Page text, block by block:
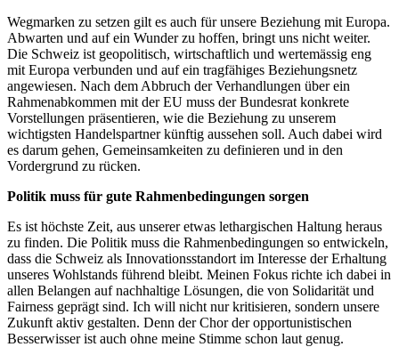
Wegmarken zu setzen gilt es auch für unsere Beziehung mit Europa.
Abwarten und auf ein Wunder zu hoffen, bringt uns nicht weiter.
Die Schweiz ist geopolitisch, wirtschaftlich und wertemässig eng
mit Europa verbunden und auf ein tragfähiges Beziehungsnetz
angewiesen. Nach dem Abbruch der Verhandlungen über ein
Rahmenabkommen mit der EU muss der Bundesrat konkrete
Vorstellungen präsentieren, wie die Beziehung zu unserem
wichtigsten Handelspartner künftig aussehen soll. Auch dabei wird
es darum gehen, Gemeinsamkeiten zu definieren und in den
Vordergrund zu rücken.
Politik muss für gute Rahmenbedingungen sorgen
Es ist höchste Zeit, aus unserer etwas lethargischen Haltung heraus
zu finden. Die Politik muss die Rahmenbedingungen so entwickeln,
dass die Schweiz als Innovationsstandort im Interesse der Erhaltung
unseres Wohlstands führend bleibt. Meinen Fokus richte ich dabei in
allen Belangen auf nachhaltige Lösungen, die von Solidarität und
Fairness geprägt sind. Ich will nicht nur kritisieren, sondern unsere
Zukunft aktiv gestalten. Denn der Chor der opportunistischen
Besserwisser ist auch ohne meine Stimme schon laut genug.